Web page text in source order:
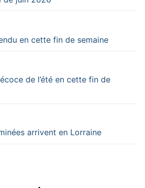
en cette fin de semaine
de l’été en cette fin de
arrivent en Lorraine